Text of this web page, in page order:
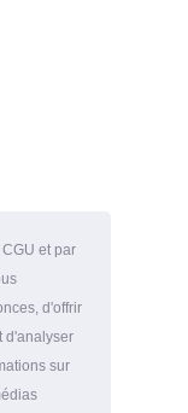
et par
d'offrir
d'analyser
sur